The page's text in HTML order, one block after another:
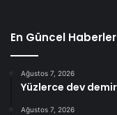
En Güncel Haberler
Ağustos 7, 2026
Yüzlerce dev
Ağustos 7, 2026